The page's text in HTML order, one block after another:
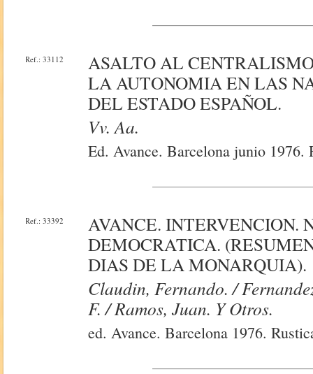
Ref.: 33112
ASALTO AL
LA AUTONOMIA EN LAS
DEL ESTADO ESPAÑOL.
Vv. Aa.
Ed. Avance. Barcelona junio
Ref.: 33392
AVANCE. INTERVENCION.
DEMOCRATICA.
DIAS DE LA MONARQUIA).
Claudin, Fernando. /
F. / Ramos, Juan. Y Otros.
ed. Avance. Barcelona 1976.